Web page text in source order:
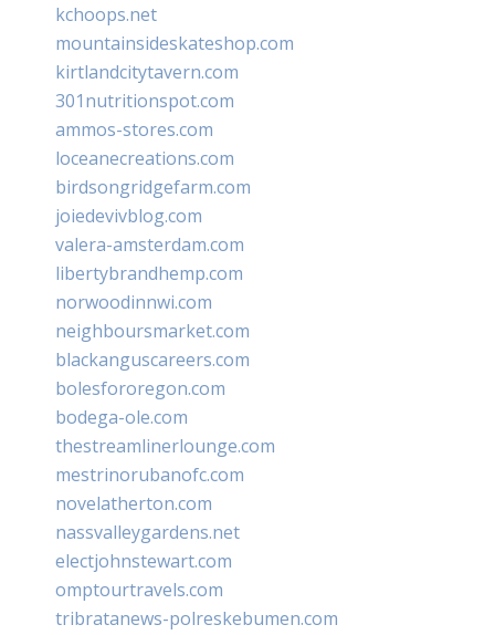
kchoops.net
mountainsideskateshop.com
kirtlandcitytavern.com
301nutritionspot.com
ammos-stores.com
loceanecreations.com
birdsongridgefarm.com
joiedevivblog.com
valera-amsterdam.com
libertybrandhemp.com
norwoodinnwi.com
neighboursmarket.com
blackanguscareers.com
bolesfororegon.com
bodega-ole.com
thestreamlinerlounge.com
mestrinorubanofc.com
novelatherton.com
nassvalleygardens.net
electjohnstewart.com
omptourtravels.com
tribratanews-polreskebumen.com